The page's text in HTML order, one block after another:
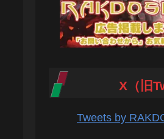
X（旧
Tweets by